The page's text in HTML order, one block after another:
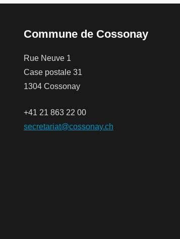
Commune de Cossonay
Rue Neuve 1
Case postale 31
1304 Cossonay
+41 21 863 22 00
secretariat@cossonay.ch